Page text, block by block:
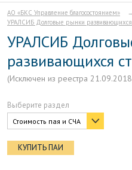
АО «БКС Управление благосостоянием»
УРАЛСИБ Долговые рынки развивающихся
УРАЛСИБ
развивающихся
(Исключен из реестра
Выберите раздел
Стоимость пая и СЧА
КУПИТЬ ПАИ